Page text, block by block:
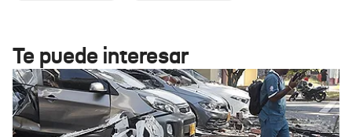
Te puede interesar